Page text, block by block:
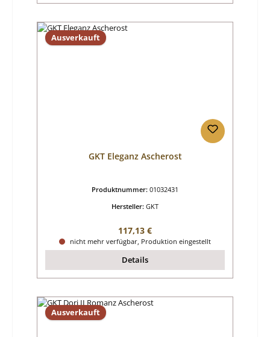
Ausverkauft
GKT Eleganz Ascherost
Produktnummer: 01032431
Hersteller: GKT
Regulärer Preis:
117,13 €
nicht mehr verfügbar, Produktion eingestellt
Details
Ausverkauft